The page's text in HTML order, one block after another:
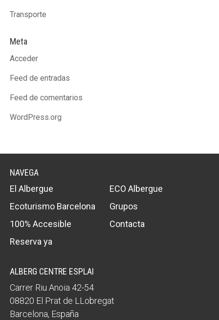
Transporte
Meta
Acceder
Feed de entradas
Feed de comentarios
WordPress.org
NAVEGA
El Albergue
ECO Albergue
Ecoturismo Barcelona
Grupos
100% Accesible
Contacta
Reserva ya
ALBERG CENTRE ESPLAI
Carrer Riu Anoia 42-54
08820 El Prat de LLobregat
Barcelona, España